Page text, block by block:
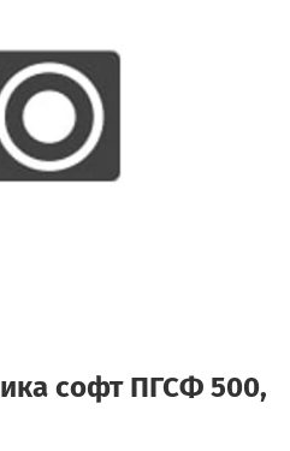
софт ПГСФ 500,